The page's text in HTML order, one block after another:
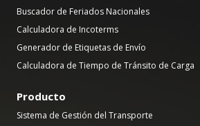
Buscador de Feriados Nacionales
Calculadora de Incoterms
Generador de Etiquetas de Envío
Calculadora de Tiempo de Tránsito de Carga
Producto
Sistema de Gestión del Transporte